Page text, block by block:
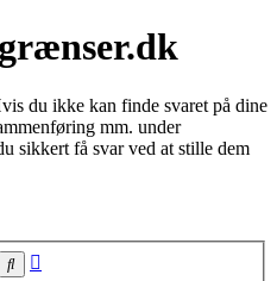
du ikke kan finde svaret på dine
mm. under
sikkert få svar ved at stille dem
Søg